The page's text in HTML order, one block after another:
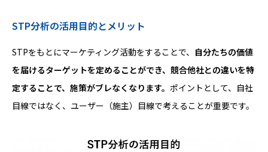
STP分析の活用目的とメリット
STPをもとにマーケティング活動をすることで、 自分たちの価値
を届けるターゲットを定めることができ、競合他社との違いを特
定することで、施策がブレなくなります。 ポイントとして、自社
目線ではなく、ユーザー（施主）目線で考えることが重要です。